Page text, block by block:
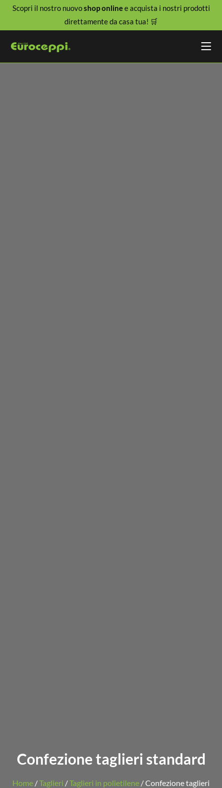
Scopri il nostro nuovoshop onlinee acquista i nostri prodotti
direttamente da casa tua! 🛒
Confezione taglieri standard
Home /Taglieri /Taglieri in polietilene / Confezione taglieri